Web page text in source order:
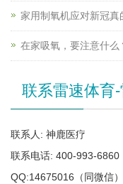
家用制氧机应对新冠真
在家吸氧，要注意什么
联系雷速体育
联系人: 神鹿医疗
联系电话: 400-993-6860
QQ:14675016（同微信）